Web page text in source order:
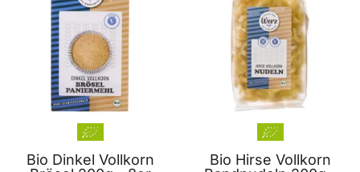
Bio Dinkel Vollkorn
Bio Hirse Vollkorn